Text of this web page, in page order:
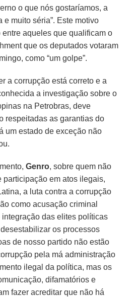
o que nós gostaríamos, a
e muito séria”. Este motivo
entre aqueles que qualificam o
que os deputados votaram
como “um golpe”.
a corrupção está correto e a
a investigação sobre o
na Petrobras, deve
respeitadas as garantias do
um estado de exceção não
Genro, sobre quem não
participação em atos ilegais,
a luta contra a corrupção
como acusação criminal
das elites políticas
os processos
de nosso partido não estão
pela má administração
ilegal da política, mas os
difamatórios e
fazer acreditar que não há